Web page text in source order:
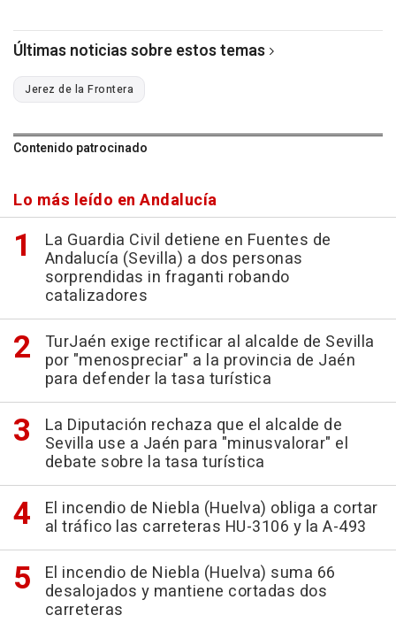
Últimas noticias sobre estos temas
Jerez de la Frontera
Contenido patrocinado
Lo más leído en Andalucía
La Guardia Civil detiene en Fuentes de
Andalucía (Sevilla) a dos personas
sorprendidas in fraganti robando
catalizadores
TurJaén exige rectificar al alcalde de Sevilla
por "menospreciar" a la provincia de Jaén
para defender la tasa turística
La Diputación rechaza que el alcalde de
Sevilla use a Jaén para "minusvalorar" el
debate sobre la tasa turística
El incendio de Niebla (Huelva) obliga a cortar
al tráfico las carreteras HU-3106 y la A-493
El incendio de Niebla (Huelva) suma 66
desalojados y mantiene cortadas dos
carreteras